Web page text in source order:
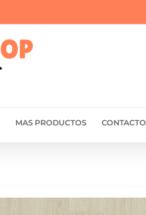
MAS PRODUCTOS CONTACTO